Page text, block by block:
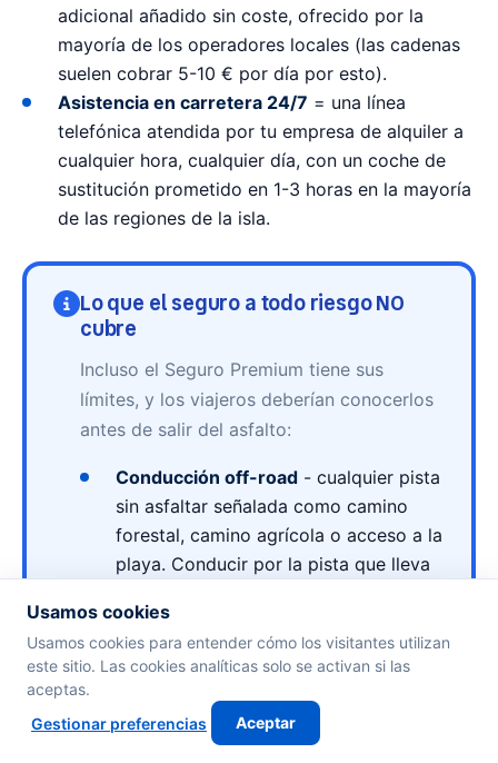
adicional añadido sin coste, ofrecido por la
mayoría de los operadores locales (las cadenas
suelen cobrar 5-10 € por día por esto).
Asistencia en carretera 24/7 = una línea
telefónica atendida por tu empresa de alquiler a
cualquier hora, cualquier día, con un coche de
sustitución prometido en 1-3 horas en la mayoría
de las regiones de la isla.
Lo que el seguro a todo riesgo NO
cubre
Incluso el Seguro Premium tiene sus
límites, y los viajeros deberían conocerlos
antes de salir del asfalto:
Conducción off-road - cualquier pista
sin asfaltar señalada como camino
forestal, camino agrícola o acceso a la
playa. Conducir por la pista que lleva
clásico de exclusión. Si tienes que
llegar a una playa aislada, aparca en el
Pistas de grava y montaña irregulares
Usamos cookies
Usamos cookies para entender cómo los visitantes utilizan
este sitio. Las cookies analíticas solo se activan si las
aceptas.
Gestionar preferencias
Aceptar